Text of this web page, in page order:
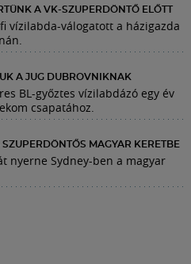
A VK-SZUPERDÖNTŐ ELŐTT
vízilabda-válogatott a házigazda
A JUG DUBROVNIKNAK
BL-győztes vízilabdázó egy év
csapatához.
MAGYAR KERETBE
nyerne Sydney-ben a magyar